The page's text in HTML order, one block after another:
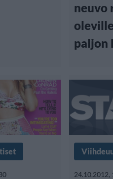
neuvo
paljon
24.10.2012,